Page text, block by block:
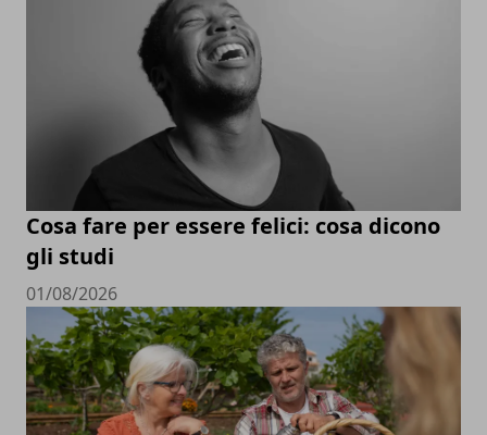
Cosa fare per essere felici: cosa dicono
gli studi
01/08/2026